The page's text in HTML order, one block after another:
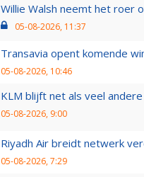
Willie Walsh neemt het roer
05-08-2026, 11:37
Transavia opent komende
05-08-2026, 10:46
KLM blijft net als veel
05-08-2026, 9:00
Riyadh Air breidt netwerk
05-08-2026, 7:29